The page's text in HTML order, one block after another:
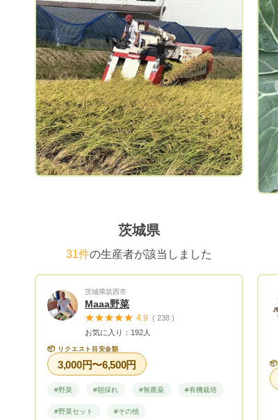
Previous
茨城県
31件の生産者が該当しました
茨城県筑西市
Maaa野菜
4.9 ( 238 )
お気に入り：192人
📦 リクエスト目安金額
3,000円〜6,500円
#野菜 #朝採れ #無農薬 #有機栽培
#野菜セット #その他
📦